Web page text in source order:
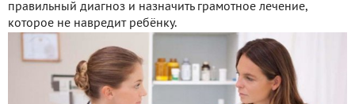
правильный диагноз и назначить грамотное лечение,
которое не навредит ребёнку.